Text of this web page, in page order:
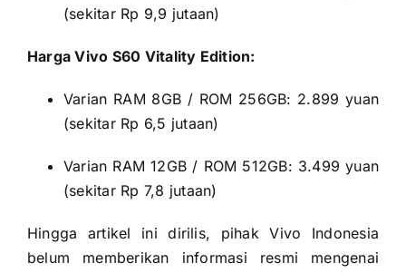
(sekitar Rp 9,9 jutaan)
Harga Vivo S60 Vitality Edition:
Varian RAM 8GB / ROM 256GB: 2.899 yuan
(sekitar Rp 6,5 jutaan)
Varian RAM 12GB / ROM 512GB: 3.499 yuan
(sekitar Rp 7,8 jutaan)
Hingga artikel ini dirilis, pihak Vivo Indonesia
belum memberikan informasi resmi mengenai